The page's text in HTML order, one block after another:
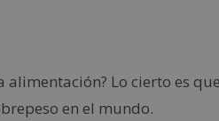
Lo cierto es
en el mundo.